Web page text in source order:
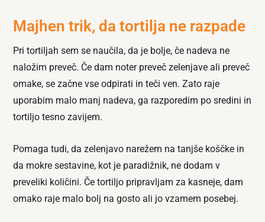
Majhen trik, da tortilja ne razpade
Pri tortiljah sem se naučila, da je bolje, če nadeva ne
naložim preveč. Če dam noter preveč zelenjave ali preveč
omake, se začne vse odpirati in teči ven. Zato raje
uporabim malo manj nadeva, ga razporedim po sredini in
tortiljo tesno zavijem.
Pomaga tudi, da zelenjavo narežem na tanjše koščke in
da mokre sestavine, kot je paradižnik, ne dodam v
preveliki količini. Če tortiljo pripravljam za kasneje, dam
omako raje malo bolj na gosto ali jo vzamem posebej.